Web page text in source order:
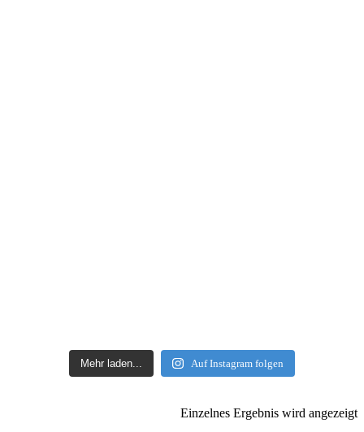
Mehr laden... Auf Instagram folgen
Einzelnes Ergebnis wird angezeigt